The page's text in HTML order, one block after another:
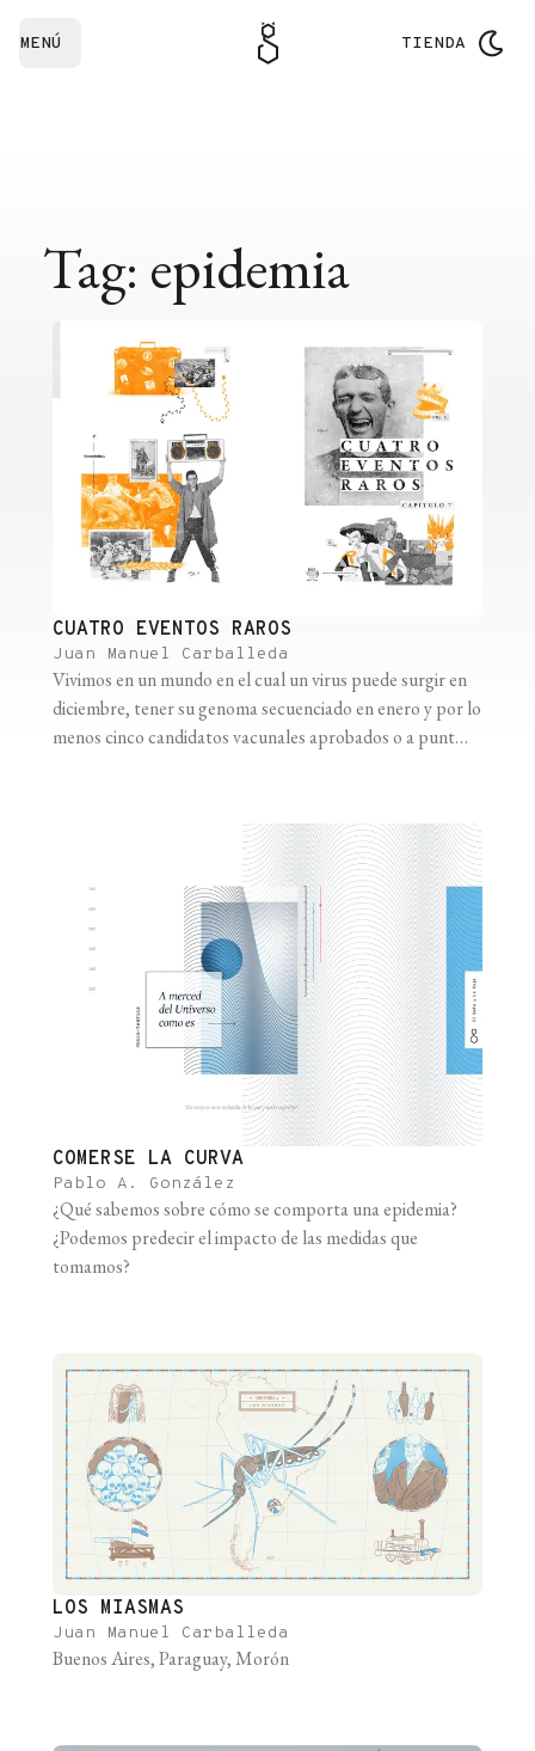
MENÚ TIENDA
Tag: epidemia
CUATRO EVENTOS RAROS
Juan Manuel Carballeda
Vivimos en un mundo en el cual un virus puede surgir en
diciembre, tener su genoma secuenciado en enero y por lo
menos cinco candidatos vacunales aprobados o a punto
tenemos garantías de que vaya a seguir [...]
COMERSE LA CURVA
Pablo A. González
¿Qué sabemos sobre cómo se comporta una epidemia?
¿Podemos predecir el impacto de las medidas que
tomamos?
LOS MIASMAS
Juan Manuel Carballeda
Buenos Aires, Paraguay, Morón